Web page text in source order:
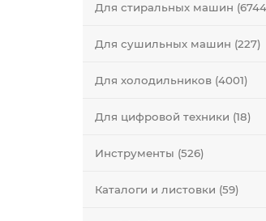
Для стиральных машин
Для сушильных машин (227)
Для холодильников (4001)
Для цифровой техники (18)
Инструменты (526)
Каталоги и листовки (59)